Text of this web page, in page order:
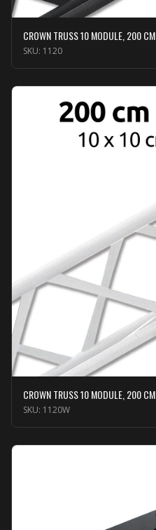
CROWN TRUSS 10 MODULE, 200 CM
SKU: 1120
CROWN TRUSS 10 MODULE, 200 CM
SKU: 1120W